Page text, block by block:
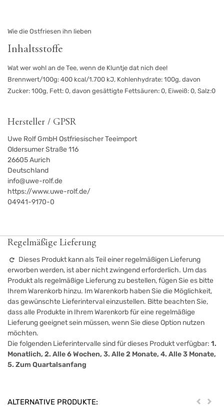
Wie die Ostfriesen ihn lieben
Inhaltsstoffe
Wat wer wohl an de Tee, wenn de Kluntje dat nich dee!
Brennwert/100g: 400 kcal/1.700 kJ, Kohlenhydrate: 100g, davon
Zucker: 100g, Fett: 0, davon gesättigte Fettsäuren: 0, Eiweiß: 0, Salz:0
Hersteller / GPSR
Uwe Rolf GmbH Ostfriesischer Teeimport
Oldersumer Straße 116
26605Aurich
Deutschland
info@uwe-rolf.de
https://www.uwe-rolf.de/
04941-9170-0
Regelmäßige Lieferung
Dieses Produkt kann als Teil einer regelmäßigen Lieferung
erworben werden, ist aber nicht zwingend erforderlich. Um das
Produkt als regelmäßige Lieferung zu bestellen, fügen Sie es bitte
Ihrem Warenkorb hinzu. Im Warenkorb haben Sie die Möglichkeit,
das gewünschte Lieferinterval einzustellen. Bitte beachten Sie,
dass alle Produkte in Ihrem Warenkorb für eine regelmäßige
Lieferung geeignet sein müssen, wenn Sie diese Option nutzen
möchten.
Die folgenden Lieferintervalle sind für dieses Produkt verfügbar: 1.
Monatlich, 2. Alle 6 Wochen, 3. Alle 2 Monate, 4. Alle 3 Monate,
5. Zum Quartalsanfang
ALTERNATIVE PRODUKTE: Zurück